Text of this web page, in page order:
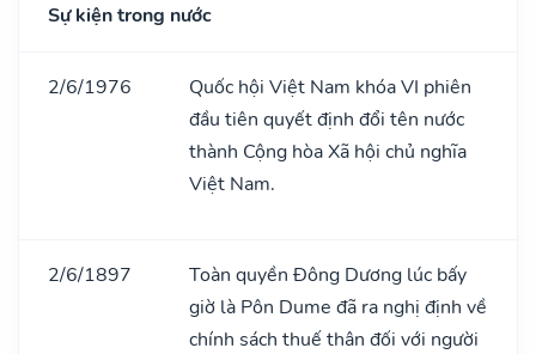
Sự kiện trong nước
2/6/1976
Quốc hội Việt Nam khóa VI phiên
đầu tiên quyết định đổi tên nước
thành Cộng hòa Xã hội chủ nghĩa
Việt Nam.
2/6/1897
Toàn quyền Đông Dương lúc bấy
giờ là Pôn Dume đã ra nghị định về
chính sách thuế thân đối với người